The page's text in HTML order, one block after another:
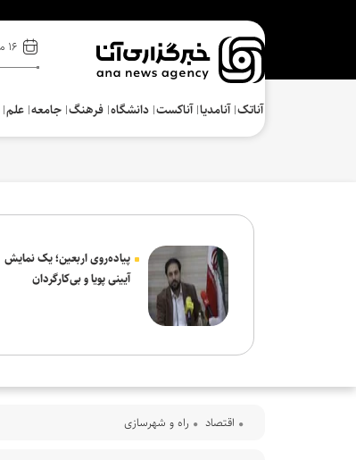
۱۶ مرداد ۱۴۰۵
آناتک آنامدیا آناکست دانشگاه فرهنگ‌ جامعه علم
پیاده‌روی اربعین؛ یک نمایش
آیینی پویا و بی‌کارگردان
اقتصاد راه و شهرسازی